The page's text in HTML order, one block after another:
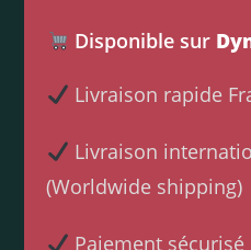
Disponible sur
Livraison rapide
Livraison
(Worldwide shipping)
Paiement sécurisé